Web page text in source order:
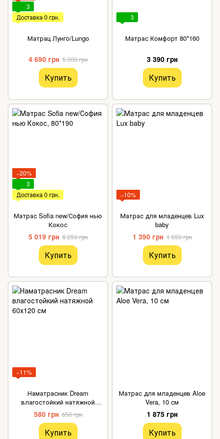
3
Доставка 0 грн.
Матрац Лунго/Lungo
4 690 грн 5 300 грн
Купить
3
Матрас Комфорт 80*160
3 390 грн
Купить
−20%
3
Доставка 0 грн.
Матрас Sofia new/София нью
Кокос
5 019 грн 6 250 грн
Купить
−10%
Матрас для младенцев Lux
baby
1 390 грн 1 550 грн
Купить
−11%
Наматрасник Dream
влагостойкий натяжной
60х120 см
580 грн 650 грн
Купить
Матрас для младенцев Aloe
Vera, 10 см
1 875 грн
Купить